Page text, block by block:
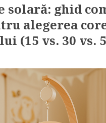
solară: ghid
alegerea
(15 vs. 30 vs.